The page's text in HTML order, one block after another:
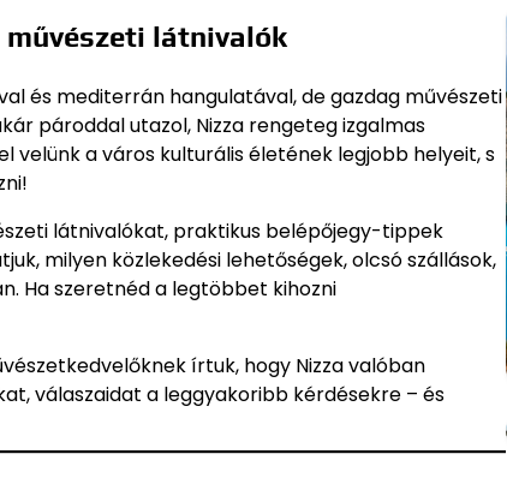
művészeti látnivalók
és mediterrán hangulatával, de gazdag művészeti
pároddal utazol, Nizza rengeteg izgalmas
velünk a város kulturális életének legjobb helyeit, s
látnivalókat, praktikus belépőjegy-tippek
milyen közlekedési lehetőségek, olcsó szállások,
Ha szeretnéd a legtöbbet kihozni
írtuk, hogy Nizza valóban
válaszaidat a leggyakoribb kérdésekre – és